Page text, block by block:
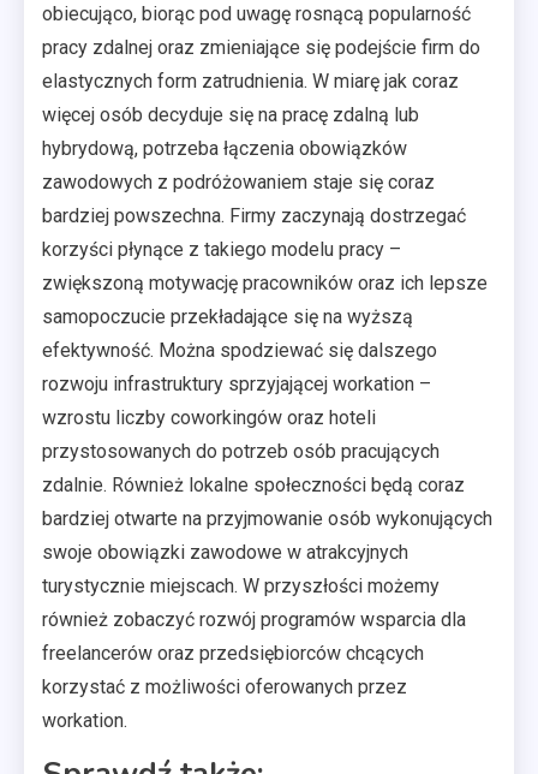
obiecująco, biorąc pod uwagę rosnącą popularność
pracy zdalnej oraz zmieniające się podejście firm do
elastycznych form zatrudnienia. W miarę jak coraz
więcej osób decyduje się na pracę zdalną lub
hybrydową, potrzeba łączenia obowiązków
zawodowych z podróżowaniem staje się coraz
bardziej powszechna. Firmy zaczynają dostrzegać
korzyści płynące z takiego modelu pracy –
zwiększoną motywację pracowników oraz ich lepsze
samopoczucie przekładające się na wyższą
efektywność. Można spodziewać się dalszego
rozwoju infrastruktury sprzyjającej workation –
wzrostu liczby coworkingów oraz hoteli
przystosowanych do potrzeb osób pracujących
zdalnie. Również lokalne społeczności będą coraz
bardziej otwarte na przyjmowanie osób wykonujących
swoje obowiązki zawodowe w atrakcyjnych
turystycznie miejscach. W przyszłości możemy
również zobaczyć rozwój programów wsparcia dla
freelancerów oraz przedsiębiorców chcących
korzystać z możliwości oferowanych przez
workation.